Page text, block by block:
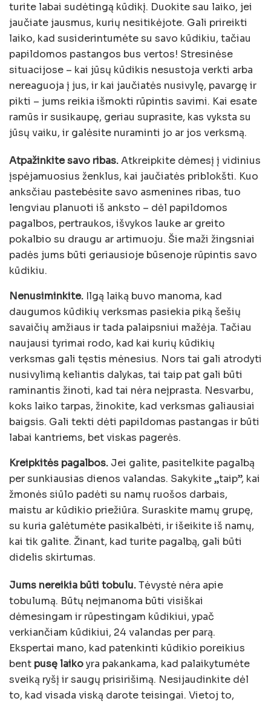
turite labai sudėtingą kūdikį. Duokite sau laiko, jei
jaučiate jausmus, kurių nesitikėjote. Gali prireikti
laiko, kad susiderintumėte su savo kūdikiu, tačiau
papildomos pastangos bus vertos! Stresinėse
situacijose – kai jūsų kūdikis nesustoja verkti arba
nereaguoja į jus, ir kai jaučiatės nusivylę, pavargę ir
pikti – jums reikia išmokti rūpintis savimi. Kai esate
ramūs ir susikaupę, geriau suprasite, kas vyksta su
jūsų vaiku, ir galėsite nuraminti jo ar jos verksmą.
Atpažinkite savo ribas.Atkreipkite dėmesį į vidinius
įspėjamuosius ženklus, kai jaučiatės priblokšti. Kuo
anksčiau pastebėsite savo asmenines ribas, tuo
lengviau planuoti iš anksto – dėl papildomos
pagalbos, pertraukos, išvykos lauke ar greito
pokalbio su draugu ar artimuoju. Šie maži žingsniai
padės jums būti geriausioje būsenoje rūpintis savo
kūdikiu.
Nenusiminkite. Ilgą laiką buvo manoma, kad
daugumos kūdikių verksmas pasiekia piką šešių
savaičių amžiaus ir tada palaipsniui mažėja. Tačiau
naujausi tyrimai rodo, kad kai kurių kūdikių
verksmas gali tęstis mėnesius. Nors tai gali atrodyti
nusivylimą keliantis dalykas, tai taip pat gali būti
raminantis žinoti, kad tai nėra neįprasta. Nesvarbu,
koks laiko tarpas, žinokite, kad verksmas galiausiai
baigsis. Gali tekti dėti papildomas pastangas ir būti
labai kantriems, bet viskas pagerės.
Kreipkitės pagalbos. Jei galite, pasitelkite pagalbą
per sunkiausias dienos valandas. Sakykite „taip”, kai
žmonės siūlo padėti su namų ruošos darbais,
maistu ar kūdikio priežiūra. Suraskite mamų grupę,
su kuria galėtumėte pasikalbėti, ir išeikite iš namų,
kai tik galite. Žinant, kad turite pagalbą, gali būti
didelis skirtumas.
Jums nereikia būti tobulu.Tėvystė nėra apie
tobulumą. Būtų neįmanoma būti visiškai
dėmesingam ir rūpestingam kūdikiui, ypač
verkiančiam kūdikiui, 24 valandas per parą.
Ekspertai mano, kad patenkinti kūdikio poreikius
bent pusę laikoyra pakankama, kad palaikytumėte
sveiką ryšį ir saugų prisirišimą. Nesijaudinkite dėl
to, kad visada viską darote teisingai. Vietoj to,